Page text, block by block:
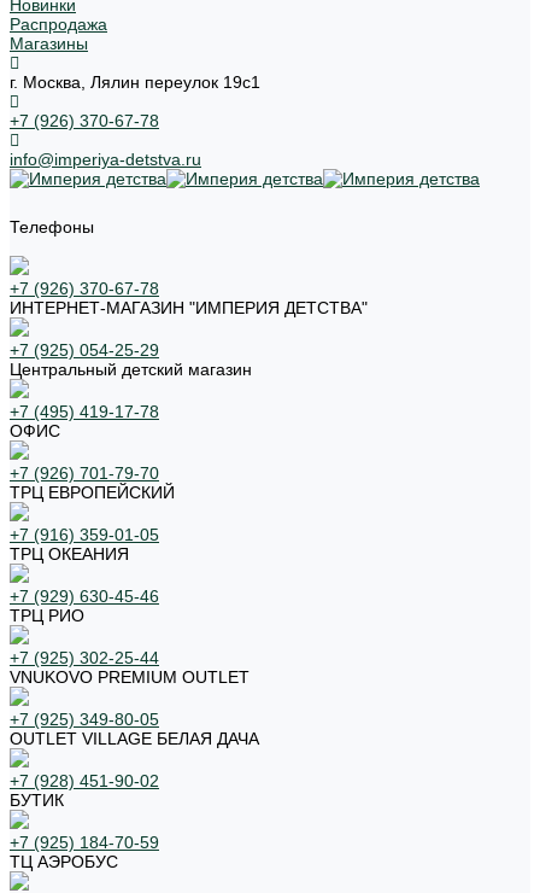
Новинки
Распродажа
Магазины
г. Москва, Лялин переулок 19с1
+7 (926) 370-67-78
info@imperiya-detstva.ru
Телефоны
+7 (926) 370-67-78
ИНТЕРНЕТ-МАГАЗИН "ИМПЕРИЯ ДЕТСТВА"
+7 (925) 054-25-29
Центральный детский магазин
+7 (495) 419-17-78
ОФИС
+7 (926) 701-79-70
ТРЦ ЕВРОПЕЙСКИЙ
+7 (916) 359-01-05
ТРЦ ОКЕАНИЯ
+7 (929) 630-45-46
ТРЦ РИО
+7 (925) 302-25-44
VNUKOVO PREMIUM OUTLET
+7 (925) 349-80-05
OUTLET VILLAGE БЕЛАЯ ДАЧА
+7 (928) 451-90-02
БУТИК
+7 (925) 184-70-59
ТЦ АЭРОБУС